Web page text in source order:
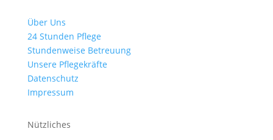
Über Uns
24 Stunden Pflege
Stundenweise Betreuung
Unsere Pflegekräfte
Datenschutz
Impressum
Nützliches